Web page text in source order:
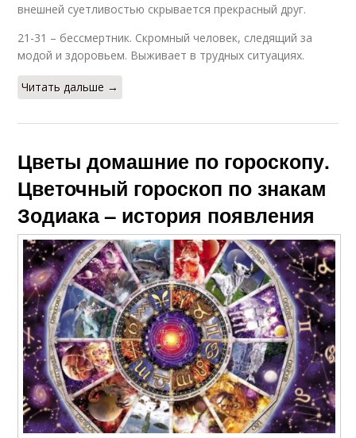
внешней суетливостью скрывается прекрасный друг.
21-31 – бессмертник. Скромный человек, следящий за
модой и здоровьем. Выживает в трудных ситуациях.
Читать дальше →
Цветы домашние по гороскопу.
Цветочный гороскоп по знакам
Зодиака – история появления